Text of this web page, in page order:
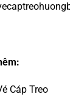
Cáp Treo